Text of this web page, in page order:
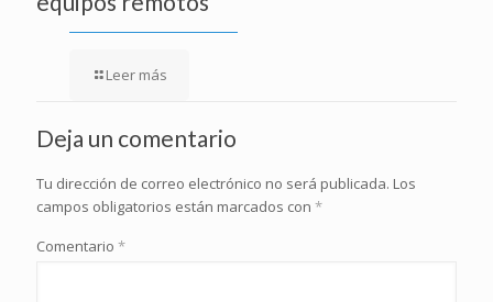
Leer más
Deja un comentario
Tu dirección de correo electrónico no será publicada. Los
campos obligatorios están marcados con *
Comentario *